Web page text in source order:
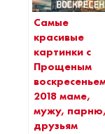
Самые
красивые
картинки с
Прощеным
2018 маме,
мужу, парню,
друзьям